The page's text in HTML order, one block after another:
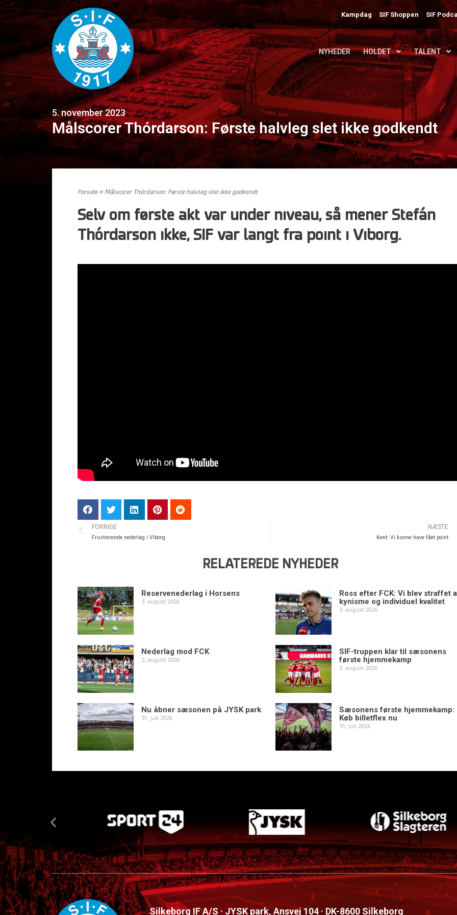
Kampdag SIF Shoppen SIF
NYHEDER HOLDET TALENT
5. november 2023
Målscorer Thórdarson: Første halvleg slet ikke godkendt
Forside» Målscorer Thórdarson: Første halvleg slet ikke godkendt
Selv om første akt var under niveau, så mener Stefán
Thórdarson ikke, SIF var langt fra point i Viborg.
FORRIGE
Frustrerende nederlag i Viborg
NÆSTE
Kent: Vi kunne have fået point
RELATEREDE NYHEDER
Reservenederlag i Horsens
3. august 2026
Ross efter FCK: Vi blev straffet
kynisme og individuel kvalitet
3. august 2026
Nederlag mod FCK
2. august 2026
SIF-truppen klar til sæsonens
første hjemmekamp
2. august 2026
Nu åbner sæsonen på JYSK park
31. juli 2026
Sæsonens første hjemmekamp:
Køb billetflex nu
31. juli 2026
Silkeborg IF A/S · JYSK park, Ansvej 104 · DK-8600 Silkeborg